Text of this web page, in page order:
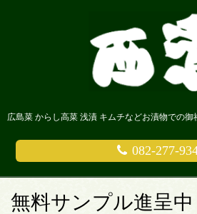
082-277-
無料サンプル進呈中